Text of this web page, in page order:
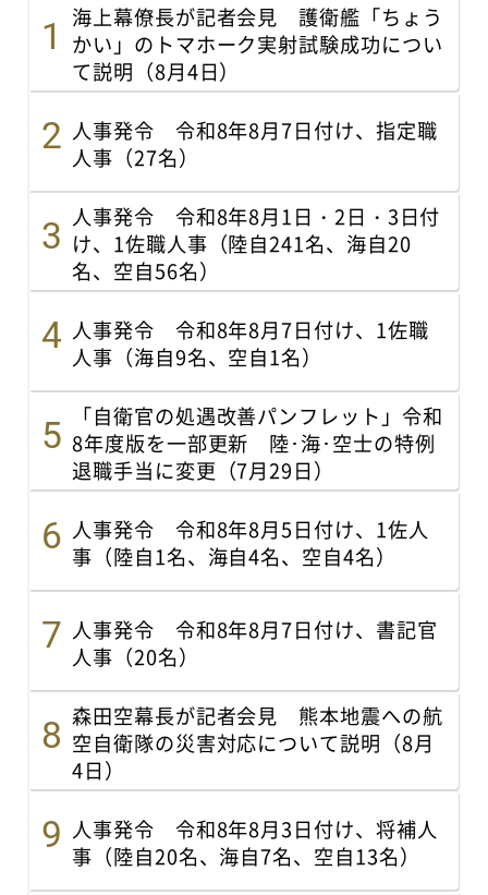
海上幕僚長が記者会見 護衛艦「ちょう
かい」のトマホーク実射試験成功につい
て説明（8月4日）
人事発令 令和8年8月7日付け、指定職
人事（27名）
人事発令 令和8年8月1日・2日・3日付
け、1佐職人事（陸自241名、海自20
名、空自56名）
人事発令 令和8年8月7日付け、1佐職
人事（海自9名、空自1名）
「自衛官の処遇改善パンフレット」令和
8年度版を一部更新 陸･海･空士の特例
退職手当に変更（7月29日）
人事発令 令和8年8月5日付け、1佐人
事（陸自1名、海自4名、空自4名）
人事発令 令和8年8月7日付け、書記官
人事（20名）
森田空幕長が記者会見 熊本地震への航
空自衛隊の災害対応について説明（8月
4日）
人事発令 令和8年8月3日付け、将補人
事（陸自20名、海自7名、空自13名）